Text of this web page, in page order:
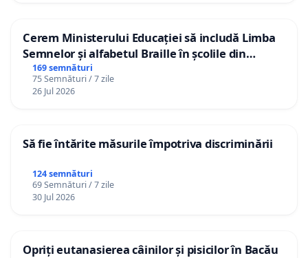
Cerem Ministerului Educației să includă Limba
Semnelor și alfabetul Braille în școlile din
Republica Moldova!
169 semnături
75 Semnături / 7 zile
26 Jul 2026
Să fie întărite măsurile împotriva discriminării
124 semnături
69 Semnături / 7 zile
30 Jul 2026
Opriți eutanasierea câinilor și pisicilor în Bacău